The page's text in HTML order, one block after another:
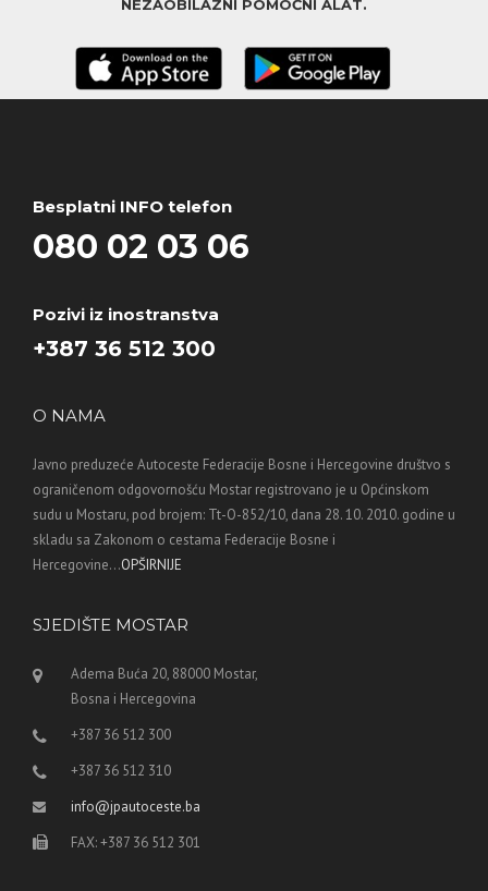
NEZAOBILAZNI POMOĆNI ALAT.
Besplatni INFO telefon
080 02 03 06
Pozivi iz inostranstva
+387 36 512 300
O NAMA
Javno preduzeće Autoceste Federacije Bosne i Hercegovine društvo s
ograničenom odgovornošću Mostar registrovano je u Općinskom
sudu u Mostaru, pod brojem: Tt-O-852/10, dana 28. 10. 2010. godine u
skladu sa Zakonom o cestama Federacije Bosne i
Hercegovine...OPŠIRNIJE
SJEDIŠTE MOSTAR
Adema Buća 20, 88000 Mostar,
Bosna i Hercegovina
+387 36 512 300
+387 36 512 310
info@jpautoceste.ba
FAX: +387 36 512 301